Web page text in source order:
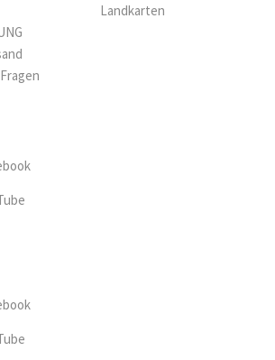
Landkarten